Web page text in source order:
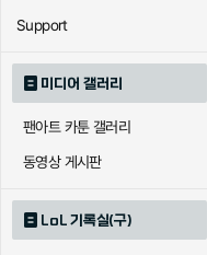
Support
미디어 갤러리
팬아트 카툰 갤러리
동영상 게시판
LoL 기록실(구)